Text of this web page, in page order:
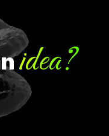
idea?